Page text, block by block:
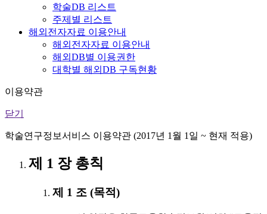
학술DB 리스트
주제별 리스트
해외전자자료 이용안내
해외전자자료 이용안내
해외DB별 이용권한
대학별 해외DB 구독현황
이용약관
닫기
학술연구정보서비스 이용약관 (2017년 1월 1일 ~ 현재 적용)
제 1 장 총칙
제 1 조 (목적)